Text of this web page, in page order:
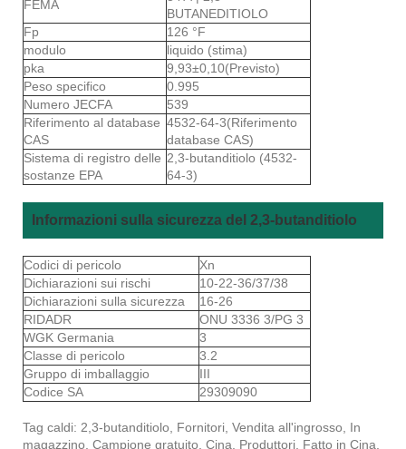
FEMA
BUTANEDITIOLO
Fp
126 °F
modulo
liquido (stima)
pka
9,93±0,10(Previsto)
Peso specifico
0.995
Numero JECFA
539
Riferimento al database
CAS
4532-64-3(Riferimento
database CAS)
Sistema di registro delle
sostanze EPA
2,3-butanditiolo (4532-
64-3)
Informazioni sulla sicurezza del 2,3-butanditiolo
Codici di pericolo
Xn
Dichiarazioni sui rischi
10-22-36/37/38
Dichiarazioni sulla sicurezza
16-26
RIDADR
ONU 3336 3/PG 3
WGK Germania
3
Classe di pericolo
3.2
Gruppo di imballaggio
III
Codice SA
29309090
Tag caldi: 2,3-butanditiolo, Fornitori, Vendita all'ingrosso, In
magazzino, Campione gratuito, Cina, Produttori, Fatto in Cina,